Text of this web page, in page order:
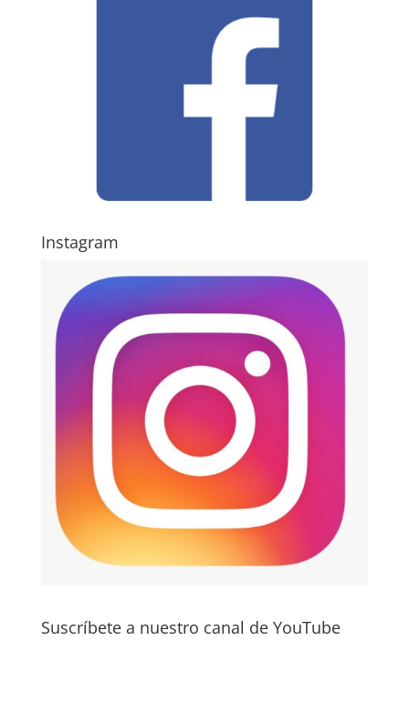
Instagram
Suscríbete a nuestro canal de YouTube